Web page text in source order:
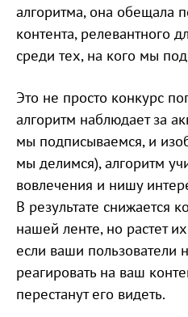
алгоритма, она обещала
контента, релевантного
среди тех, на кого мы
Это не просто конкурс
алгоритм наблюдает за
мы подписываемся, и
мы делимся), алгоритм
вовлечения и нишу
В результате снижается
нашей ленте, но растет
если ваши пользователи
реагировать на ваш
перестанут его видеть.